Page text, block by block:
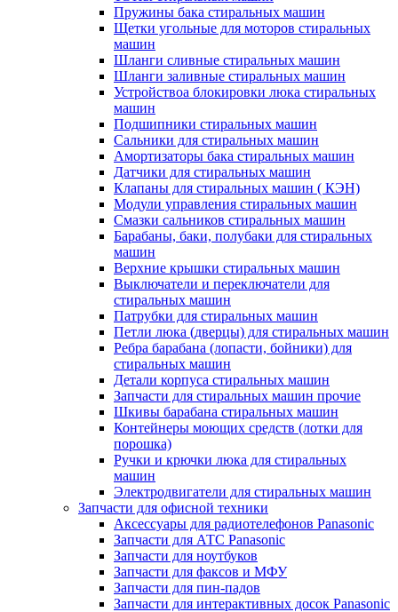
Пружины бака стиральных машин
Щетки угольные для моторов стиральных
машин
Шланги сливные стиральных машин
Шланги заливные стиральных машин
Устройствоа блокировки люка стиральных
машин
Подшипники стиральных машин
Сальники для стиральных машин
Амортизаторы бака стиральных машин
Датчики для стиральных машин
Клапаны для стиральных машин ( КЭН)
Модули управления стиральных машин
Смазки сальников стиральных машин
Барабаны, баки, полубаки для стиральных
машин
Верхние крышки стиральных машин
Выключатели и переключатели для
стиральных машин
Патрубки для стиральных машин
Петли люка (дверцы) для стиральных машин
Ребра барабана (лопасти, бойники) для
стиральных машин
Детали корпуса стиральных машин
Запчасти для стиральных машин прочие
Шкивы барабана стиральных машин
Контейнеры моющих средств (лотки для
порошка)
Ручки и крючки люка для стиральных
машин
Электродвигатели для стиральных машин
Запчасти для офисной техники
Аксессуары для радиотелефонов Panasonic
Запчасти для АТС Panasonic
Запчасти для ноутбуков
Запчасти для факсов и МФУ
Запчасти для пин-падов
Запчасти для интерактивных досок Panasonic